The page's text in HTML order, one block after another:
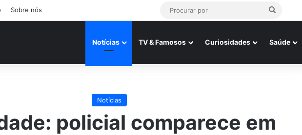
Sobre nós
Procurar
Notícias TV & Famosos Curiosidades Saúde
Notícias
policial comparece em